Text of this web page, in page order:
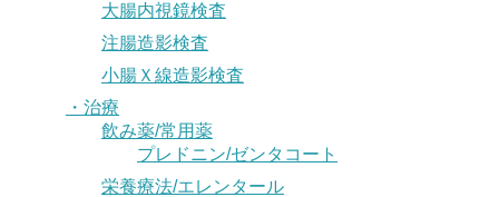
大腸内視鏡検査
注腸造影検査
小腸Ｘ線造影検査
・治療
飲み薬/常用薬
プレドニン/ゼンタコート
栄養療法/エレンタール